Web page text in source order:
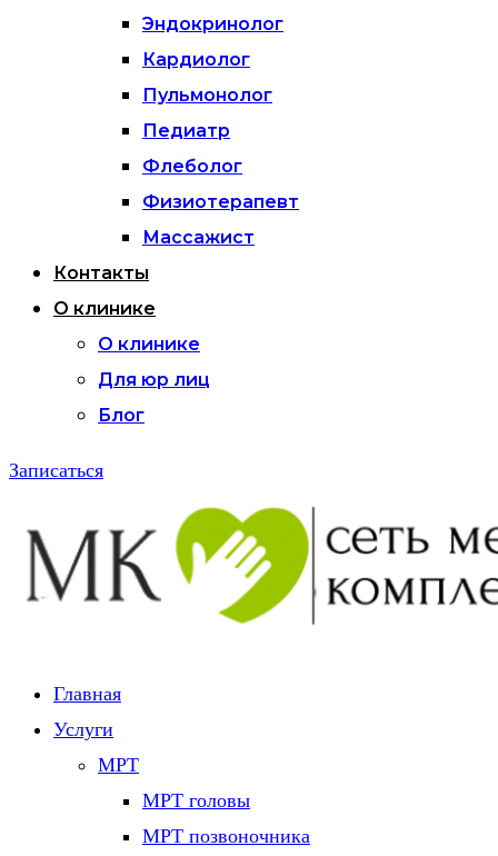
Эндокринолог
Кардиолог
Пульмонолог
Педиатр
Флеболог
Физиотерапевт
Массажист
Контакты
О клинике
О клинике
Для юр лиц
Блог
Записаться
Главная
Услуги
МРТ
МРТ головы
МРТ позвоночника